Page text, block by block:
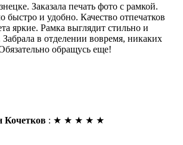
Заказала печать фото с рамкой.
быстро и удобно. Качество отпечатков
яркие. Рамка выглядит стильно и
Забрала в отделении вовремя, никаких
обращусь еще!
Кочетков : ★ ★ ★ ★ ★